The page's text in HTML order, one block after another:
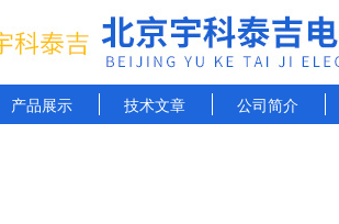
产品展示 技术文章 公司简介